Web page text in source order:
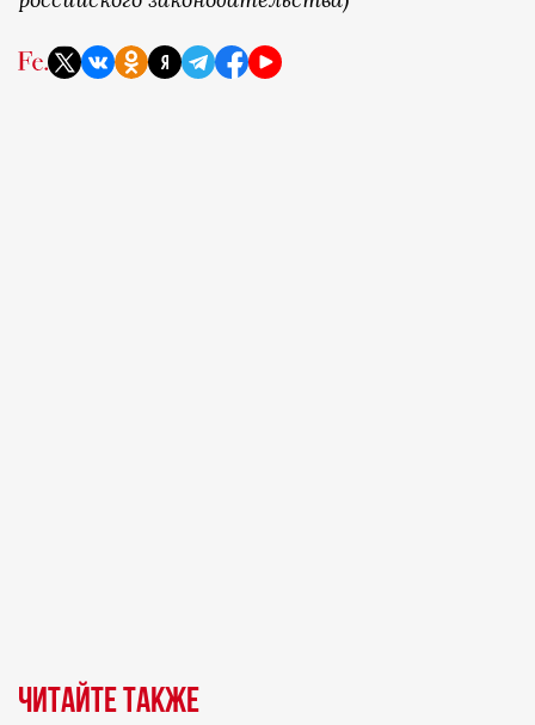
Читайте также